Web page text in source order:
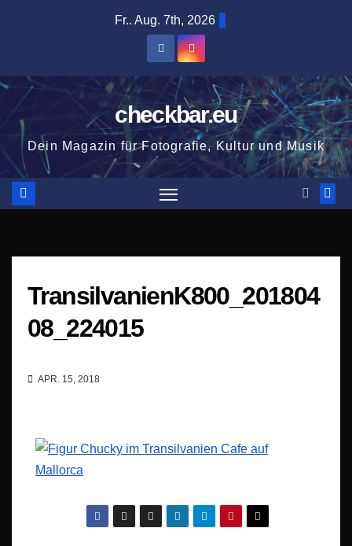
Fr.. Aug. 7th, 2026
checkbar.eu
Dein Magazin für Fotografie, Kultur und Musik
TransilvanienK800_201804
08_224015
APR. 15, 2018